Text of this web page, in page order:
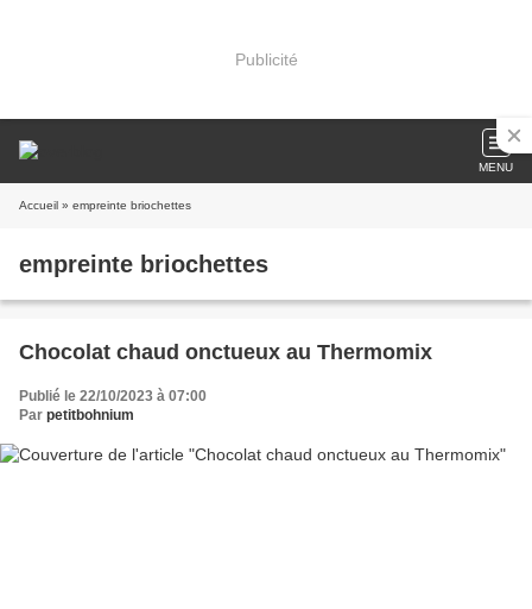
Publicité
MENU
Accueil » empreinte briochettes
empreinte briochettes
Chocolat chaud onctueux au Thermomix
Publié le 22/10/2023 à 07:00
Par petitbohnium